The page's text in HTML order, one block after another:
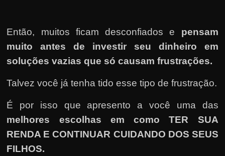
Então, muitos ficam desconfiados e pensam
muito antes de investir seu dinheiro em
soluções vazias que só causam frustrações.
Talvez você já tenha tido esse tipo de frustração.
É por isso que apresento a você uma das
melhores escolhas em como TER SUA
RENDA E CONTINUAR CUIDANDO DOS SEUS
FILHOS.